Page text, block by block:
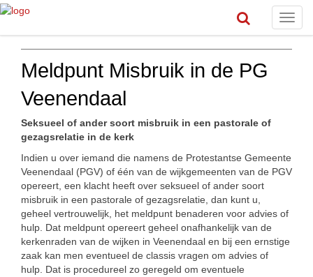
Meldpunt Misbruik in de PG
Veenendaal
Seksueel of ander soort misbruik in een pastorale of
gezagsrelatie in de kerk
Indien u over iemand die namens de Protestantse Gemeente
Veenendaal (PGV) of één van de wijkgemeenten van de PGV
opereert, een klacht heeft over seksueel of ander soort
misbruik in een pastorale of gezagsrelatie, dan kunt u,
geheel vertrouwelijk, het meldpunt benaderen voor advies of
hulp. Dat meldpunt opereert geheel onafhankelijk van de
kerkenraden van de wijken in Veenendaal en bij een ernstige
zaak kan men eventueel de classis vragen om advies of
hulp. Dat is procedureel zo geregeld om eventuele